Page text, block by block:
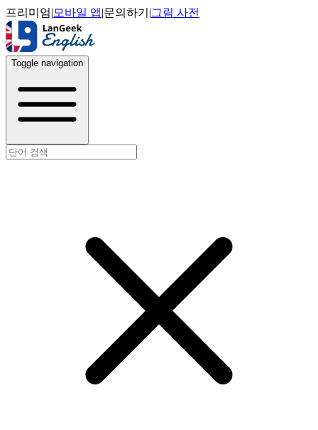
프리미엄| 모바일 앱|문의하기 |그림 사전
Toggle navigation